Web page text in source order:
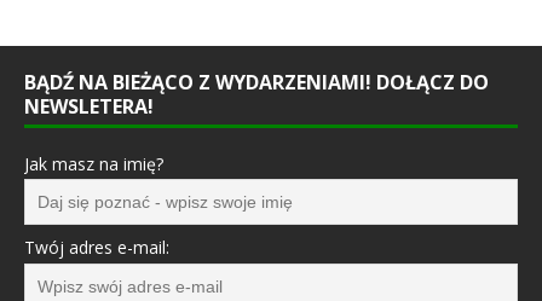
BĄDŹ NA BIEŻĄCO Z WYDARZENIAMI! DOŁĄCZ DO
NEWSLETERA!
Jak masz na imię?
Twój adres e-mail: